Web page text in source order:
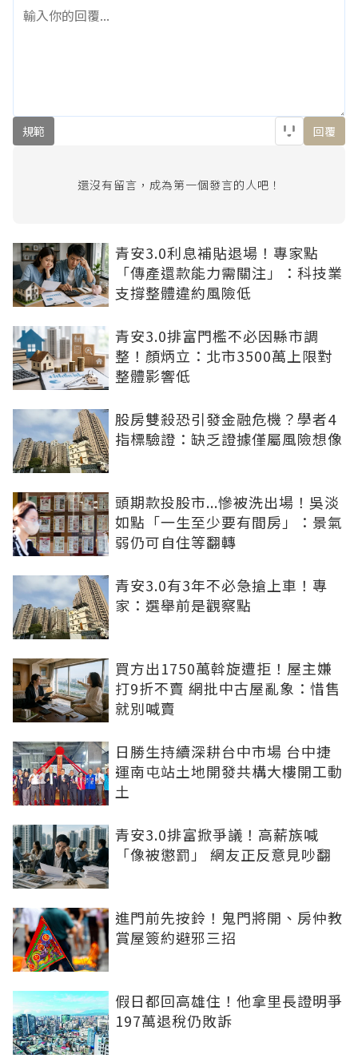
規範 回覆
還沒有留言，成為第一個發言的人吧！
青安3.0利息補貼退場！專家點
「傳產還款能力需關注」：科技業
支撐整體違約風險低
青安3.0排富門檻不必因縣市調
整！顏炳立：北市3500萬上限對
整體影響低
股房雙殺恐引發金融危機？學者4
指標驗證：缺乏證據僅屬風險想像
頭期款投股市...慘被洗出場！吳淡
如點「一生至少要有間房」：景氣
弱仍可自住等翻轉
青安3.0有3年不必急搶上車！專
家：選舉前是觀察點
買方出1750萬斡旋遭拒！屋主嫌
打9折不賣 網批中古屋亂象：惜售
就別喊賣
日勝生持續深耕台中市場 台中捷
運南屯站土地開發共構大樓開工動
土
青安3.0排富掀爭議！高薪族喊
「像被懲罰」 網友正反意見吵翻
進門前先按鈴！鬼門將開、房仲教
賞屋簽約避邪三招
假日都回高雄住！他拿里長證明爭
197萬退稅仍敗訴